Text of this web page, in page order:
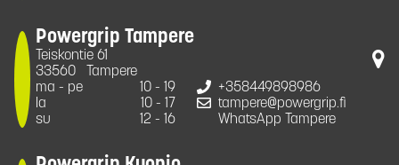
Powergrip Tampere
Teiskontie 61
33560
Tampere
ma - pe
10 - 19
la
10 - 17
su
12 - 16
+358449898986
tampere@powergrip.fi
WhatsApp Tampere